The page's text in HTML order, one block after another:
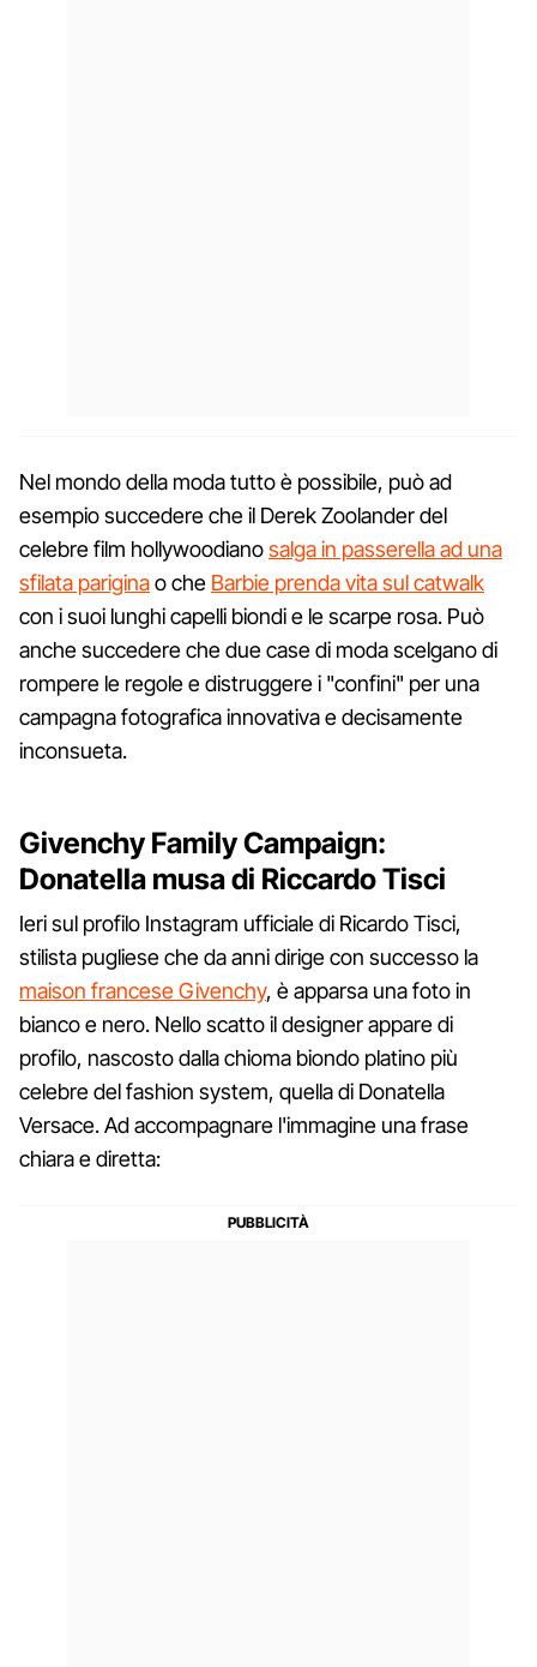
Nel mondo della moda tutto è possibile, può ad
esempio succedere che il Derek Zoolander del
celebre film hollywoodianosalga in passerella ad una
sfilata pariginao che Barbie prenda vita sul catwalk
con i suoi lunghi capelli biondi e le scarpe rosa. Può
anche succedere che due case di moda scelgano di
rompere le regole e distruggere i "confini" per una
campagna fotografica innovativa e decisamente
inconsueta.
Givenchy Family Campaign:
Donatella musa di Riccardo Tisci
Ieri sul profilo Instagram ufficiale di Ricardo Tisci,
stilista pugliese che da anni dirige con successo la
maison francese Givenchy, è apparsa una foto in
bianco e nero. Nello scatto il designer appare di
profilo, nascosto dalla chioma biondo platino più
celebre del fashion system, quella di Donatella
Versace. Ad accompagnare l'immagine una frase
chiara e diretta: